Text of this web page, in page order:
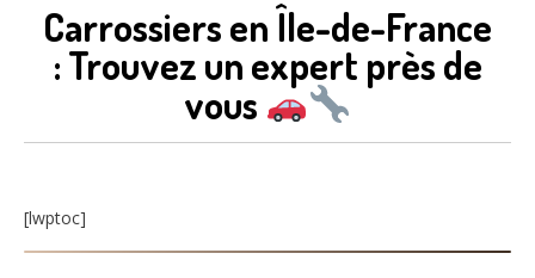
Carrossiers en Île-de-France
: Trouvez un expert près de
vous
[lwptoc]